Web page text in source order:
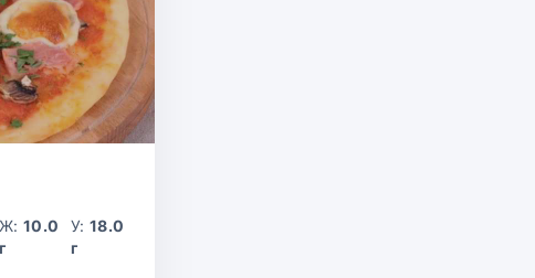
Ж: 10.0
г
У:18.0
г